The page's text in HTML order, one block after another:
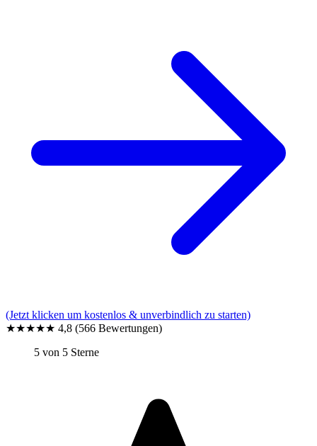
(Jetzt klicken um kostenlos & unverbindlich zu starten)
★★★★★ 4,8 (566 Bewertungen)
5 von 5 Sterne